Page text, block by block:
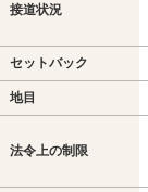
接道状況
セットバック
地目
法令上の制限